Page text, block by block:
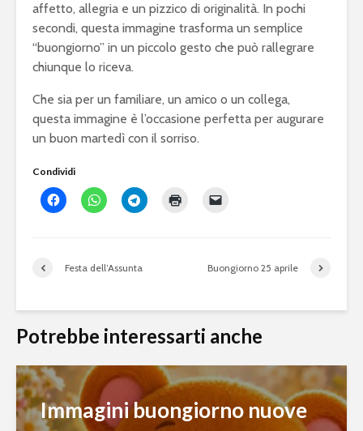
affetto, allegria e un pizzico di originalità. In pochi
secondi, questa immagine trasforma un semplice
“buongiorno” in un piccolo gesto che può rallegrare
chiunque lo riceva.
Che sia per un familiare, un amico o un collega,
questa immagine è l’occasione perfetta per augurare
un buon martedì con il sorriso.
Condividi
Festa dell’Assunta Buongiorno 25 aprile
Potrebbe interessarti anche
Immagini buongiorno nuove